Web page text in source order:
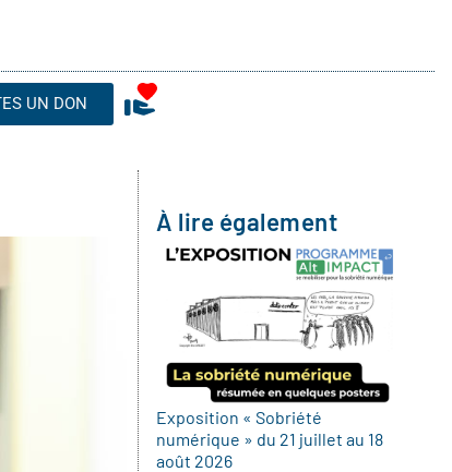
UN DON
À lire également
Exposition « Sobriété
numérique » du 21 juillet au 18
août 2026